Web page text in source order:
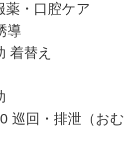
薬・口腔ケア
導
着替え
巡回・排泄（お